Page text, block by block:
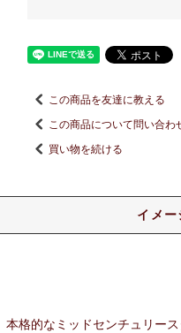
この商品を友達に教える
この商品について問い合わ
買い物を続ける
イメー
格的なミッドセンチュリー